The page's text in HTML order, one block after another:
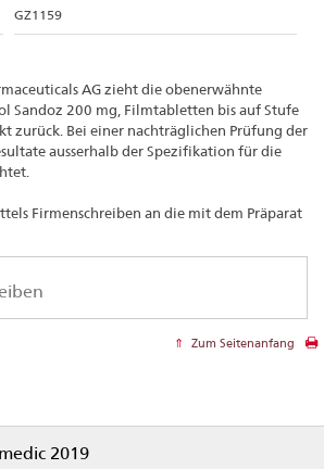
GZ1159
AG zieht die obenerwähnte
Sandoz 200 mg, Filmtabletten bis auf Stufe
zurück. Bei einer nachträglichen Prüfung der
ausserhalb der Spezifikation für die
Firmenschreiben an die mit dem Präparat
Zum Seitenanfang
2019